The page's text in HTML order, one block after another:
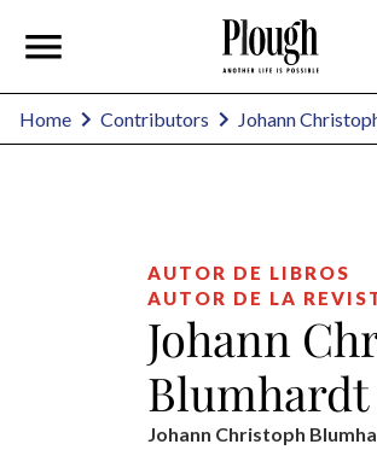
Home Contributors Johann
AUTOR DE LIBROS
AUTOR DE LA
Johann
Blumhardt
Johann Christoph